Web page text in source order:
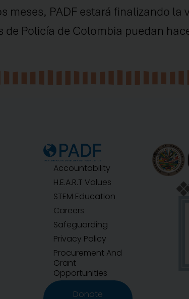
meses, PADF estará finalizando
de Policía de Colombia puedan
Accountability
H.E.A.R.T Values
STEM Education
Careers
Safeguarding
Privacy Policy
Procurement And
Grant
Opportunities
Donate